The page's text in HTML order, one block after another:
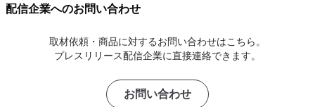
配信企業へのお問い合わせ
取材依頼・商品に対するお問い合わせはこちら。
プレスリリース配信企業に直接連絡できます。
お問い合わせ